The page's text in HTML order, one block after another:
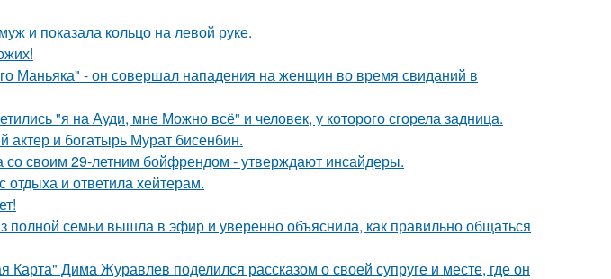
и показала кольцо на левой руке.
Маньяка" - он совершал нападения на женщин во время свиданий в
"я на Ауди, мне Можно всё" и человек, у которого сгорела задница.
актер и богатырь Мурат бисенбин.
своим 29-летним бойфрендом - утверждают инсайдеры.
отдыха и ответила хейтерам.
полной семьи вышла в эфир и уверенно объяснила, как правильно общаться
Дима Журавлев поделился рассказом о своей супруге и месте, где он